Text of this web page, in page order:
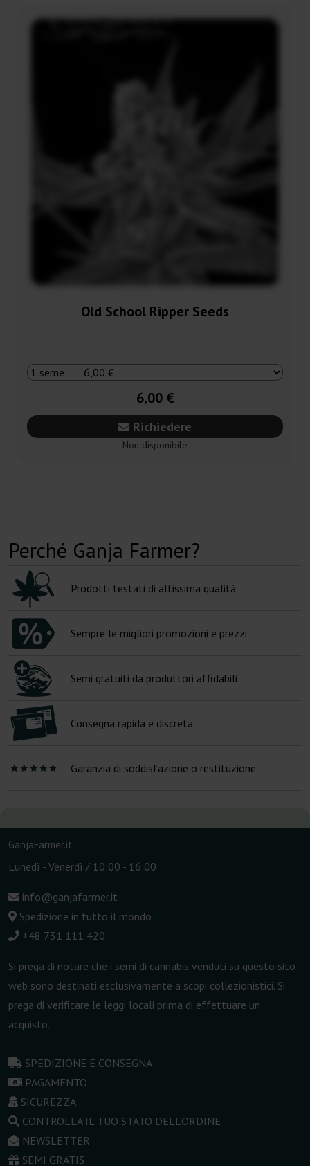
Old School Ripper Seeds
6,00 €
Richiedere
Non disponibile
Perché Ganja Farmer?
Prodotti testati di altissima qualità
Sempre le migliori promozioni e prezzi
Semi gratuiti da produttori affidabili
Consegna rapida e discreta
Garanzia di soddisfazione o restituzione
GanjaFarmer.it
Lunedì - Venerdì / 10:00 - 16:00
info@ganjafarmer.it
Spedizione in tutto il mondo
+48 731 111 420
Si prega di notare che i semi di cannabis venduti su questo sito
web sono destinati esclusivamente a scopi collezionistici. Si
prega di verificare le leggi locali prima di effettuare un
acquisto.
SPEDIZIONE E CONSEGNA
PAGAMENTO
SICUREZZA
CONTROLLA IL TUO STATO DELL'ORDINE
NEWSLETTER
SEMI GRATIS